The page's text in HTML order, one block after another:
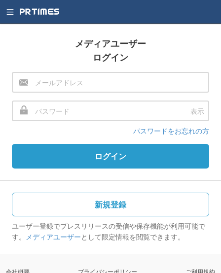
メディアユーザー
ログイン
表示
パスワードをお忘れの方
ログイン
新規登録
ユーザー登録でプレスリリースの受信や保存機能が利用可能で
す。 メディアユーザーとして限定情報を閲覧できます。
会社概要 プライバシーポリシー
ご利用規約